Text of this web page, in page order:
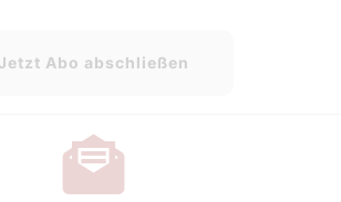
Jetzt Abo abschließen